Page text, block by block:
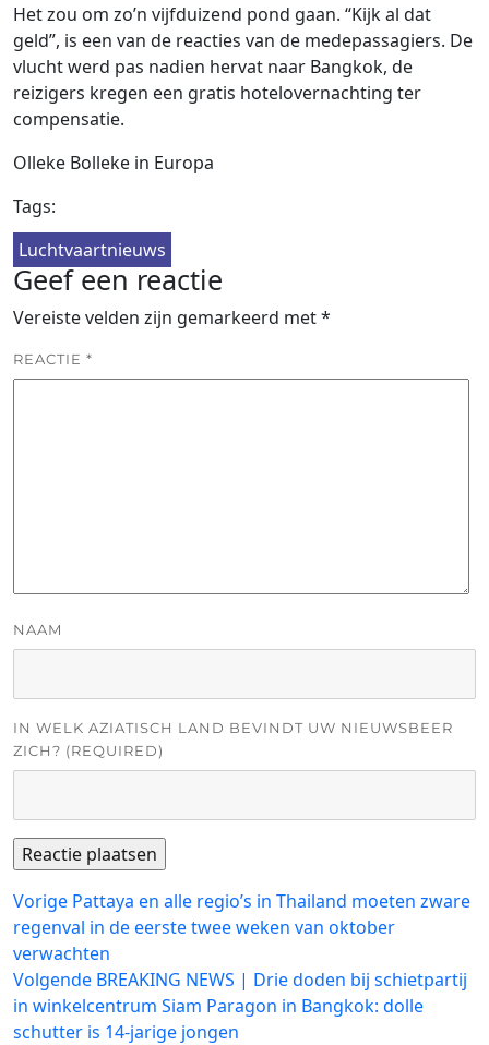
Het zou om zo’n vijfduizend pond gaan. “Kijk al dat
geld”, is een van de reacties van de medepassagiers. De
vlucht werd pas nadien hervat naar Bangkok, de
reizigers kregen een gratis hotelovernachting ter
compensatie.
Olleke Bolleke in Europa
Tags:
Luchtvaartnieuws
Geef een reactie
Vereiste velden zijn gemarkeerd met*
REACTIE *
NAAM
IN WELK AZIATISCH LAND BEVINDT UW NIEUWSBEER
ZICH? (REQUIRED)
Bericht
navigatie
Vorige Vorig
bericht:
Pattaya en alle regio’s in Thailand moeten zware
regenval in de eerste twee weken van oktober
verwachten
Volgende Volgend
bericht:
BREAKING NEWS | Drie doden bij schietpartij
in winkelcentrum Siam Paragon in Bangkok: dolle
schutter is 14-jarige jongen